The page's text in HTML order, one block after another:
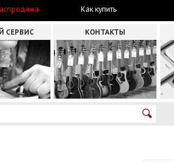
Как купить
СЕРВИС КОНТАКТЫ